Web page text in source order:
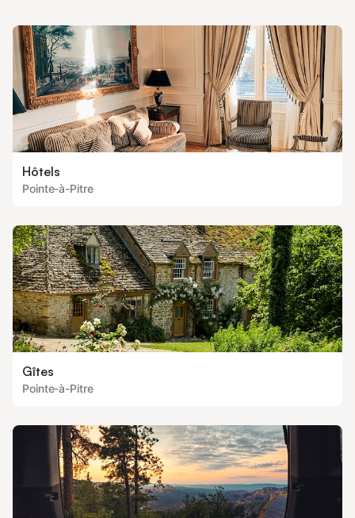
Hôtels
Pointe-à-Pitre
Gîtes
Pointe-à-Pitre